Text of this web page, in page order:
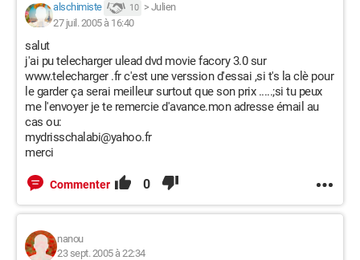
alschimiste 10 > Julien
27 juil. 2005 à 16:40
salut
j'ai pu telecharger ulead dvd movie facory 3.0 sur
www.telecharger .fr c'est une verssion d'essai ,si t's la clè pour
le garder ça serai meilleur surtout que son prix .....;si tu peux
me l'envoyer je te remercie d'avance.mon adresse émail au
cas ou:
mydrisschalabi@yahoo.fr
merci
Commenter 0
nanou
23 sept. 2005 à 22:34